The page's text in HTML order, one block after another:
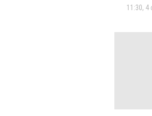
11:30, 4